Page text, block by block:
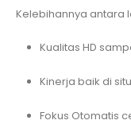
Kelebihannya antara
Kualitas HD
Kinerja baik di
Fokus Otomatis